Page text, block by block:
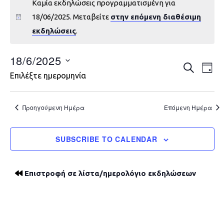
Καμία εκδηλώσεις προγραμματισμένη για
18/06/2025. Μεταβείτε στην επόμενη διαθέσιμη
εκδηλώσεις.
Search
and
Views
DAY
18/6/2025
Επιλέξτε ημερομηνία
Προηγούμενη Ημέρα Επόμενη Ημέρα
SUBSCRIBE TO CALENDAR
Επιστροφή σε λίστα/ημερολόγιο εκδηλώσεων